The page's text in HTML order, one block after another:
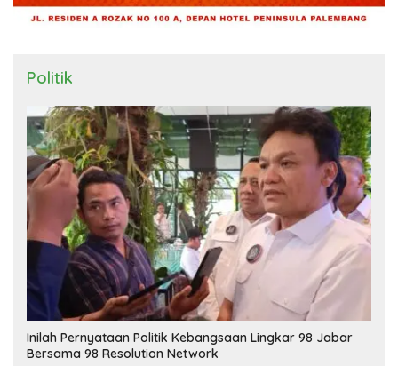
Politik
Inilah Pernyataan Politik Kebangsaan Lingkar 98 Jabar
Bersama 98 Resolution Network